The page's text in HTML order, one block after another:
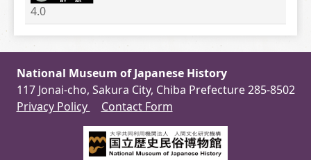
4.0
National Museum of Japanese History
117 Jonai-cho, Sakura City, Chiba Prefecture 285-8502
Privacy Policy
Contact Form